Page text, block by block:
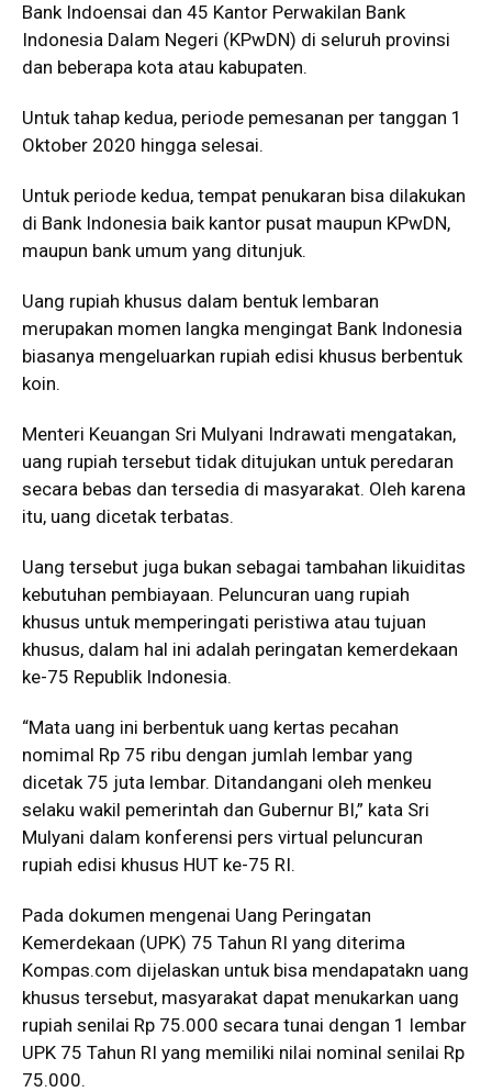
Bank Indoensai dan 45 Kantor Perwakilan Bank
Indonesia Dalam Negeri (KPwDN) di seluruh provinsi
dan beberapa kota atau kabupaten.
Untuk tahap kedua, periode pemesanan per tanggan 1
Oktober 2020 hingga selesai.
Untuk periode kedua, tempat penukaran bisa dilakukan
di Bank Indonesia baik kantor pusat maupun KPwDN,
maupun bank umum yang ditunjuk.
Uang rupiah khusus dalam bentuk lembaran
merupakan momen langka mengingat Bank Indonesia
biasanya mengeluarkan rupiah edisi khusus berbentuk
koin.
Menteri Keuangan Sri Mulyani Indrawati mengatakan,
uang rupiah tersebut tidak ditujukan untuk peredaran
secara bebas dan tersedia di masyarakat. Oleh karena
itu, uang dicetak terbatas.
Uang tersebut juga bukan sebagai tambahan likuiditas
kebutuhan pembiayaan. Peluncuran uang rupiah
khusus untuk memperingati peristiwa atau tujuan
khusus, dalam hal ini adalah peringatan kemerdekaan
ke-75 Republik Indonesia.
“Mata uang ini berbentuk uang kertas pecahan
nomimal Rp 75 ribu dengan jumlah lembar yang
dicetak 75 juta lembar. Ditandangani oleh menkeu
selaku wakil pemerintah dan Gubernur BI,” kata Sri
Mulyani dalam konferensi pers virtual peluncuran
rupiah edisi khusus HUT ke-75 RI.
Pada dokumen mengenai Uang Peringatan
Kemerdekaan (UPK) 75 Tahun RI yang diterima
Kompas.com dijelaskan untuk bisa mendapatakn uang
khusus tersebut, masyarakat dapat menukarkan uang
rupiah senilai Rp 75.000 secara tunai dengan 1 lembar
UPK 75 Tahun RI yang memiliki nilai nominal senilai Rp
75.000.